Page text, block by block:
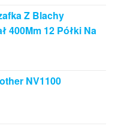
Z Blachy
400Mm 12 Półki Na
NV1100